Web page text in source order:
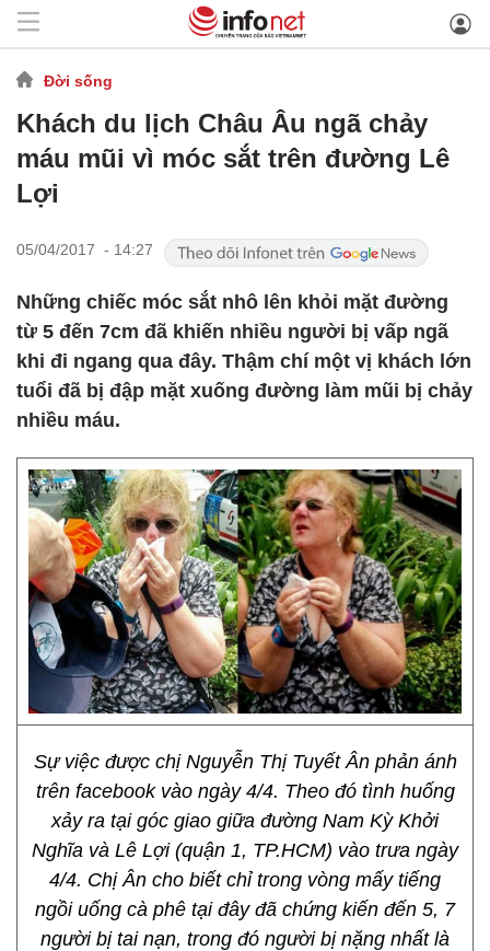
Đời sống
Khách du lịch Châu Âu ngã chảy
máu mũi vì móc sắt trên đường Lê
Lợi
05/04/2017 - 14:27
Những chiếc móc sắt nhô lên khỏi mặt đường
từ 5 đến 7cm đã khiến nhiều người bị vấp ngã
khi đi ngang qua đây. Thậm chí một vị khách lớn
tuổi đã bị đập mặt xuống đường làm mũi bị chảy
nhiều máu.
Sự việc được chị Nguyễn Thị Tuyết Ân phản ánh
trên facebook vào ngày 4/4. Theo đó tình huống
xảy ra tại góc giao giữa đường Nam Kỳ Khởi
Nghĩa và Lê Lợi (quận 1, TP.HCM) vào trưa ngày
4/4. Chị Ân cho biết chỉ trong vòng mấy tiếng
ngồi uống cà phê tại đây đã chứng kiến đến 5, 7
người bị tai nạn, trong đó người bị nặng nhất là